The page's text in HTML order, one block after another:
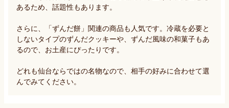
あるため、話題性もあります。
さらに、「ずんだ餅」関連の商品も人気です。冷蔵を必要と
しないタイプのずんだクッキーや、ずんだ風味の和菓子もあ
るので、お土産にぴったりです。
どれも仙台ならではの名物なので、相手の好みに合わせて選
んでみてください。